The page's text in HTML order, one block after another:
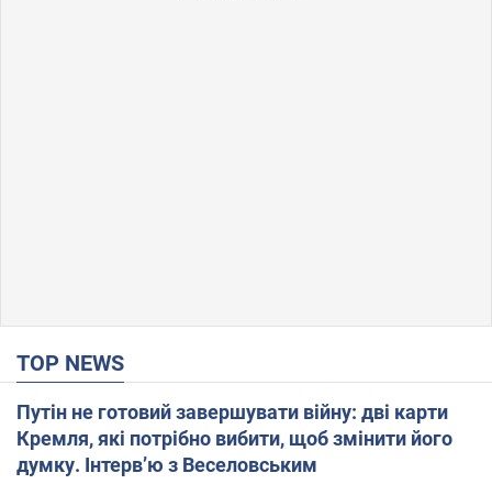
TOP NEWS
Путін не готовий завершувати війну: дві карти
Кремля, які потрібно вибити, щоб змінити його
думку. Інтерв’ю з Веселовським